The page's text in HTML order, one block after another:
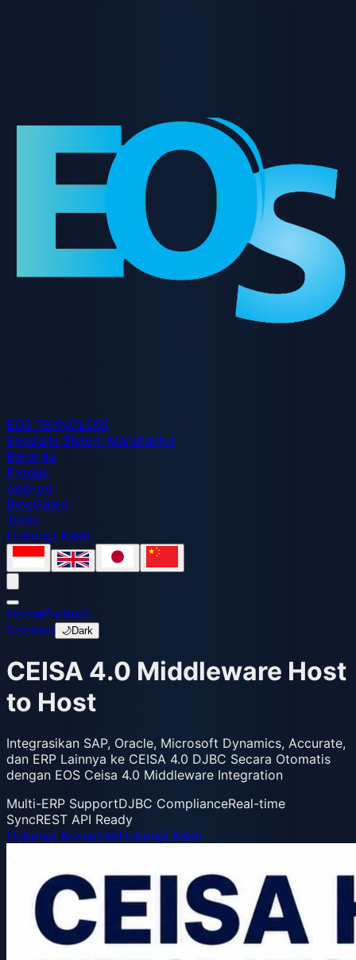
EOS TEKNOLOGI
Spesialis Sistem Manufaktur
Beranda
Produk
Add-on
BlogGaleri
Tools
Hubungi Kami
HomeProduct
Contact
🌙Dark
CEISA 4.0 Middleware Host
to Host
Integrasikan SAP, Oracle, Microsoft Dynamics, Accurate,
dan ERP Lainnya ke CEISA 4.0 DJBC Secara Otomatis
dengan EOS Ceisa 4.0 Middleware Integration
Multi-ERP SupportDJBC ComplianceReal-time
SyncREST API Ready
Hubungi KonsultanHubungi Kami